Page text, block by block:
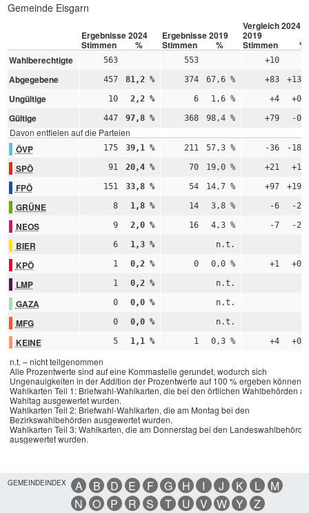
Gemeinde Eisgarn
Ergebnisse 2024 Ergebnisse 2019
Vergleich 2024 –
2019
Stimmen % Stimmen % Stimmen
%
Wahlberechtigte
563 553 +10
Abgegebene 457 81,2 % 374 67,6 % +83
Ungültige 10 2,2 % 6 1,6 % +4
Gültige 447 97,8 % 368 98,4 % +79 -
Davon entfielen auf die Parteien
ÖVP 175 39,1 % 211 57,3 % -36 -
SPÖ 91 20,4 % 70 19,0 % +21
FPÖ 151 33,8 % 54 14,7 % +97
GRÜNE 8 1,8 % 14 3,8 % -6 -
NEOS 9 2,0 % 16 4,3 % -7 -
BIER 6 1,3 % n.t.
KPÖ 1 0,2 % 0 0,0 % +1
LMP 1 0,2 % n.t.
GAZA 0 0,0 % n.t.
MFG 0 0,0 % n.t.
KEINE 5 1,1 % 1 0,3 % +4
n.t. – nicht teilgenommen
Alle Prozentwerte sind auf eine Kommastelle gerundet, wodurch sich
Ungenauigkeiten in der Addition der Prozentwerte auf 100 % ergeben können.
Wahlkarten Teil 1: Briefwahl-Wahlkarten, die bei den örtlichen Wahlbehörden
Wahltag ausgewertet wurden.
Wahlkarten Teil 2: Briefwahl-Wahlkarten, die am Montag bei den
Bezirkswahlbehörden ausgewertet wurden.
Wahlkarten Teil 3: Wahlkarten, die am Donnerstag bei den
ausgewertet wurden.
GEMEINDEINDEX A B D E F G H I J K L
M
N
O P R S T U V W Y Z